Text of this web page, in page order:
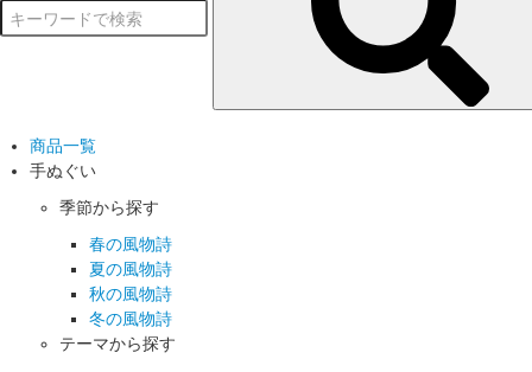
商品一覧
手ぬぐい
季節から探す
春の風物詩
夏の風物詩
秋の風物詩
冬の風物詩
テーマから探す